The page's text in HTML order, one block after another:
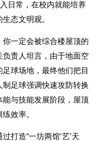
日常，在校内就能培养
态文明观。
一定会被综合楼屋顶的
责人坦言，由于地面空
球场地，最终他们把目
足球强调快速攻防转换
与技能发展阶段，屋顶
效率。
打造“一坊两馆‘艺’天